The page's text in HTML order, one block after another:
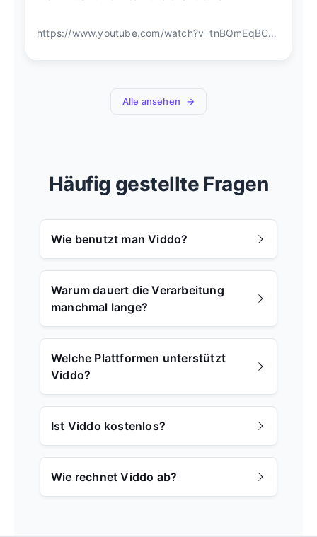
https://www.youtube.com/watch?v=tnBQmEqBCY0
Alle ansehen
Häufig gestellte Fragen
Wie benutzt man Viddo?
Warum dauert die Verarbeitung
manchmal lange?
Welche Plattformen unterstützt
Viddo?
Ist Viddo kostenlos?
Wie rechnet Viddo ab?